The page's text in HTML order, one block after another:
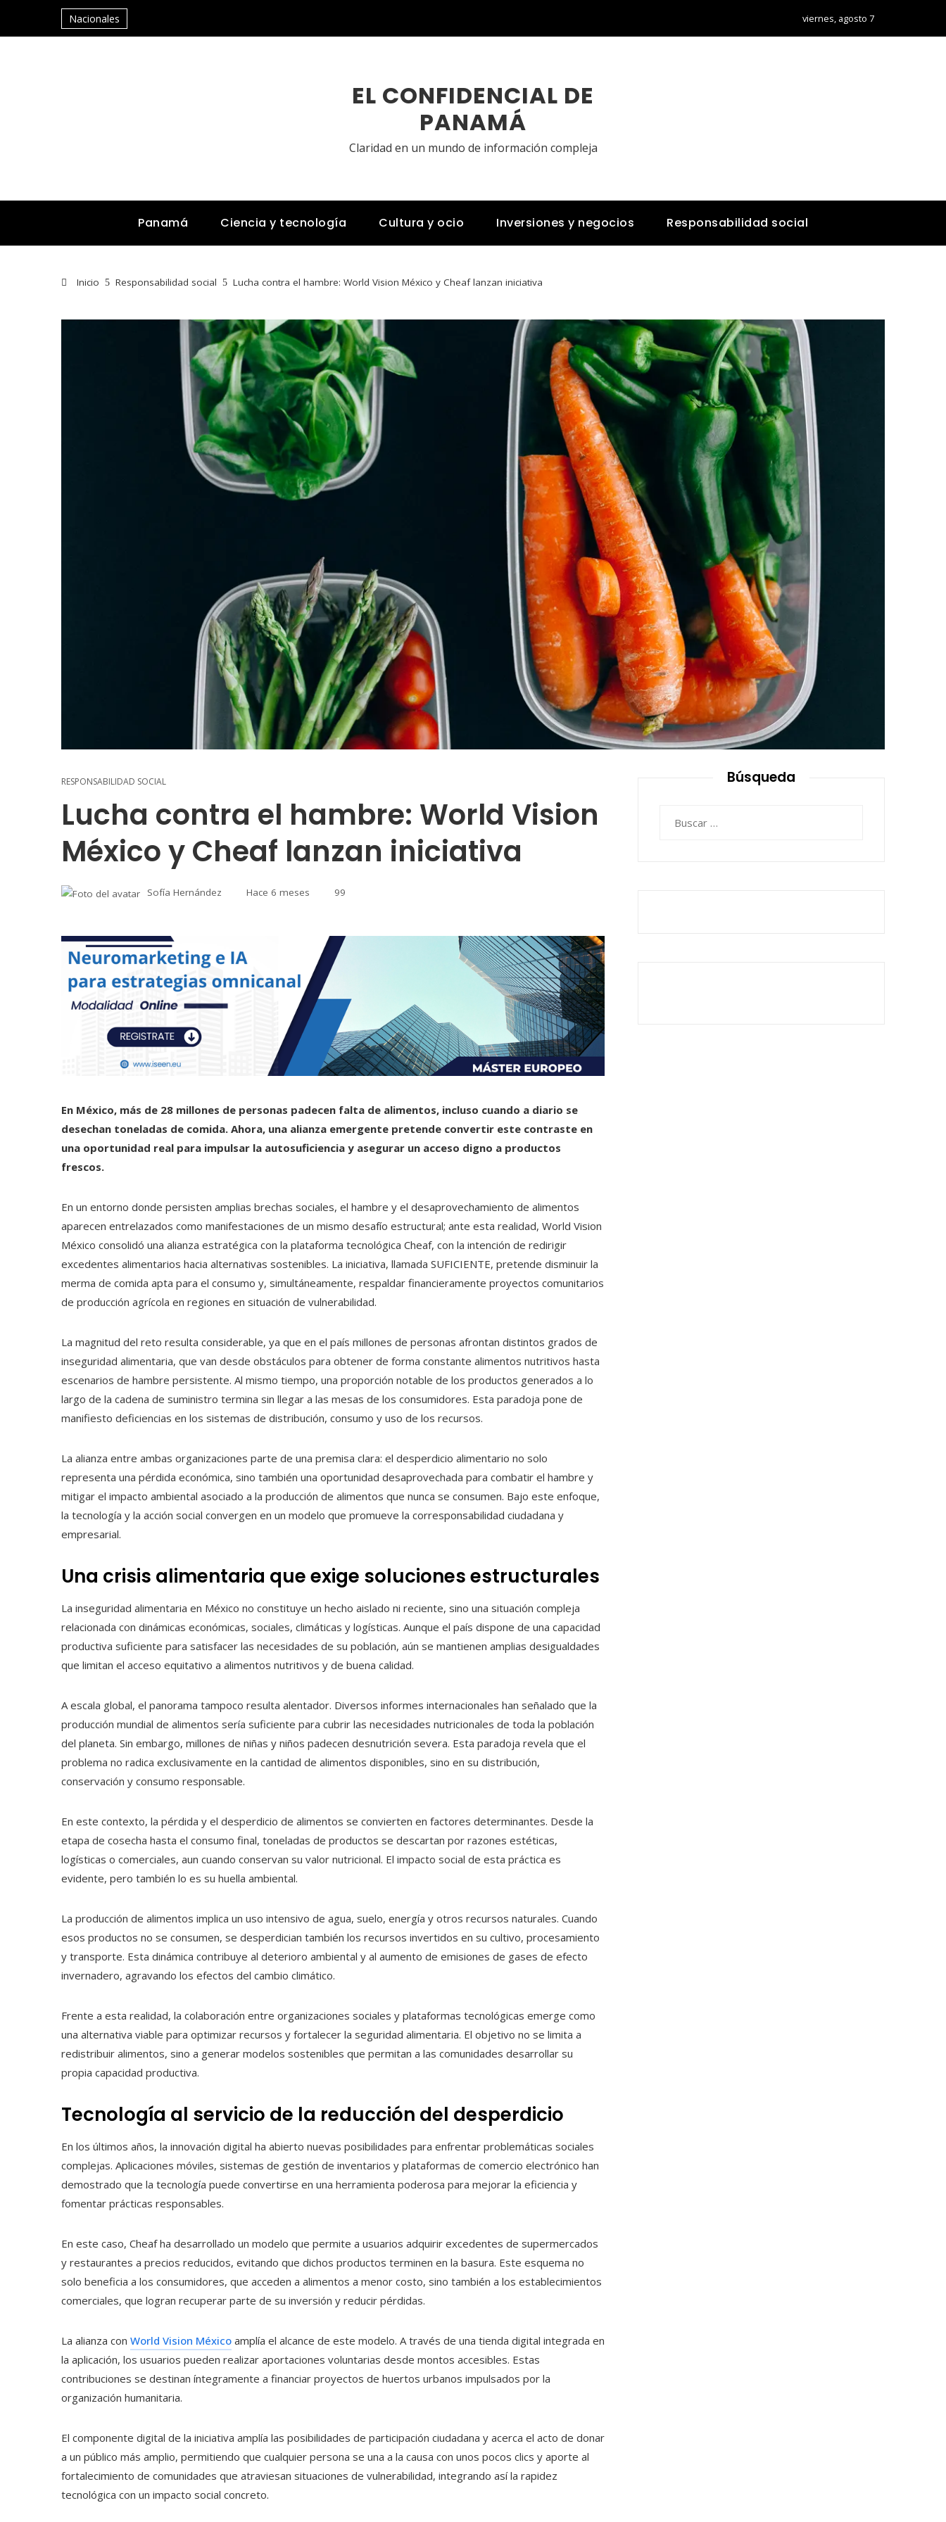
Nacionales viernes, agosto 7
EL CONFIDENCIAL DE
PANAMÁ
Claridad en un mundo de información compleja
Panamá Ciencia y tecnología Cultura y ocio Inversiones y negocios Responsabilidad social
Inicio Responsabilidad social Lucha contra el hambre: World Vision México y Cheaf lanzan iniciativa
RESPONSABILIDAD SOCIAL
Lucha contra el hambre: World Vision
México y Cheaf lanzan iniciativa
Sofía Hernández Hace 6 meses 99
En México, más de 28 millones de personas padecen falta de alimentos, incluso cuando a diario se
desechan toneladas de comida. Ahora, una alianza emergente pretende convertir este contraste en
una oportunidad real para impulsar la autosuficiencia y asegurar un acceso digno a productos
frescos.
En un entorno donde persisten amplias brechas sociales, el hambre y el desaprovechamiento de alimentos
aparecen entrelazados como manifestaciones de un mismo desafío estructural; ante esta realidad, World Vision
México consolidó una alianza estratégica con la plataforma tecnológica Cheaf, con la intención de redirigir
excedentes alimentarios hacia alternativas sostenibles. La iniciativa, llamada SUFICIENTE, pretende disminuir la
merma de comida apta para el consumo y, simultáneamente, respaldar financieramente proyectos comunitarios
de producción agrícola en regiones en situación de vulnerabilidad.
La magnitud del reto resulta considerable, ya que en el país millones de personas afrontan distintos grados de
inseguridad alimentaria, que van desde obstáculos para obtener de forma constante alimentos nutritivos hasta
escenarios de hambre persistente. Al mismo tiempo, una proporción notable de los productos generados a lo
largo de la cadena de suministro termina sin llegar a las mesas de los consumidores. Esta paradoja pone de
manifiesto deficiencias en los sistemas de distribución, consumo y uso de los recursos.
La alianza entre ambas organizaciones parte de una premisa clara: el desperdicio alimentario no solo
representa una pérdida económica, sino también una oportunidad desaprovechada para combatir el hambre y
mitigar el impacto ambiental asociado a la producción de alimentos que nunca se consumen. Bajo este enfoque,
la tecnología y la acción social convergen en un modelo que promueve la corresponsabilidad ciudadana y
empresarial.
Una crisis alimentaria que exige soluciones estructurales
La inseguridad alimentaria en México no constituye un hecho aislado ni reciente, sino una situación compleja
relacionada con dinámicas económicas, sociales, climáticas y logísticas. Aunque el país dispone de una capacidad
productiva suficiente para satisfacer las necesidades de su población, aún se mantienen amplias desigualdades
que limitan el acceso equitativo a alimentos nutritivos y de buena calidad.
A escala global, el panorama tampoco resulta alentador. Diversos informes internacionales han señalado que la
producción mundial de alimentos sería suficiente para cubrir las necesidades nutricionales de toda la población
del planeta. Sin embargo, millones de niñas y niños padecen desnutrición severa. Esta paradoja revela que el
problema no radica exclusivamente en la cantidad de alimentos disponibles, sino en su distribución,
conservación y consumo responsable.
En este contexto, la pérdida y el desperdicio de alimentos se convierten en factores determinantes. Desde la
etapa de cosecha hasta el consumo final, toneladas de productos se descartan por razones estéticas,
logísticas o comerciales, aun cuando conservan su valor nutricional. El impacto social de esta práctica es
evidente, pero también lo es su huella ambiental.
La producción de alimentos implica un uso intensivo de agua, suelo, energía y otros recursos naturales. Cuando
esos productos no se consumen, se desperdician también los recursos invertidos en su cultivo, procesamiento
y transporte. Esta dinámica contribuye al deterioro ambiental y al aumento de emisiones de gases de efecto
invernadero, agravando los efectos del cambio climático.
Frente a esta realidad, la colaboración entre organizaciones sociales y plataformas tecnológicas emerge como
una alternativa viable para optimizar recursos y fortalecer la seguridad alimentaria. El objetivo no se limita a
redistribuir alimentos, sino a generar modelos sostenibles que permitan a las comunidades desarrollar su
propia capacidad productiva.
Tecnología al servicio de la reducción del desperdicio
En los últimos años, la innovación digital ha abierto nuevas posibilidades para enfrentar problemáticas sociales
complejas. Aplicaciones móviles, sistemas de gestión de inventarios y plataformas de comercio electrónico han
demostrado que la tecnología puede convertirse en una herramienta poderosa para mejorar la eficiencia y
fomentar prácticas responsables.
En este caso, Cheaf ha desarrollado un modelo que permite a usuarios adquirir excedentes de supermercados
y restaurantes a precios reducidos, evitando que dichos productos terminen en la basura. Este esquema no
solo beneficia a los consumidores, que acceden a alimentos a menor costo, sino también a los establecimientos
comerciales, que logran recuperar parte de su inversión y reducir pérdidas.
La alianza con World Vision México amplía el alcance de este modelo. A través de una tienda digital integrada en
la aplicación, los usuarios pueden realizar aportaciones voluntarias desde montos accesibles. Estas
contribuciones se destinan íntegramente a financiar proyectos de huertos urbanos impulsados por la
organización humanitaria.
El componente digital de la iniciativa amplía las posibilidades de participación ciudadana y acerca el acto de donar
a un público más amplio, permitiendo que cualquier persona se una a la causa con unos pocos clics y aporte al
fortalecimiento de comunidades que atraviesan situaciones de vulnerabilidad, integrando así la rapidez
tecnológica con un impacto social concreto.
Búsqueda